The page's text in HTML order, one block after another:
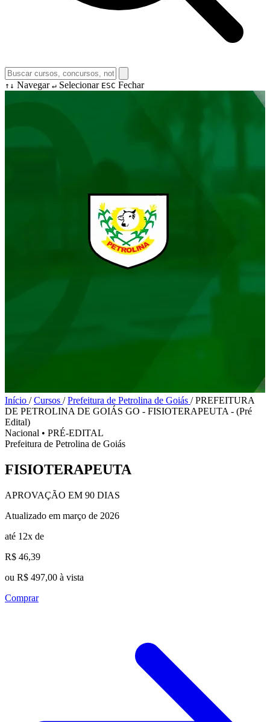
↑↓ Navegar ↵ Selecionar ESC Fechar
Início / Cursos / Prefeitura de Petrolina de Goiás / PREFEITURA
DE PETROLINA DE GOIÁS GO - FISIOTERAPEUTA - (Pré
Edital)
Nacional • PRÉ-EDITAL
Prefeitura de Petrolina de Goiás
FISIOTERAPEUTA
APROVAÇÃO EM 90 DIAS
Atualizado em março de 2026
até 12x de
R$ 46,39
ou R$ 497,00 à vista
Comprar